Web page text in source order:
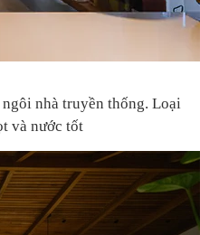
nhà truyền thống. Loại
và nước tốt